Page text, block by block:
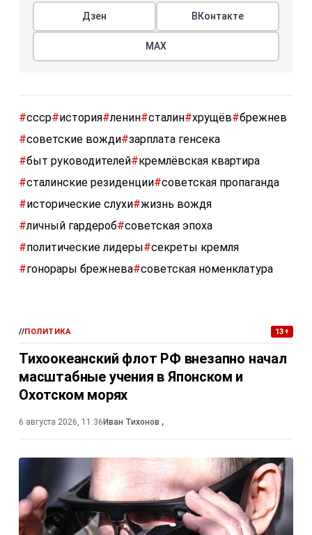
Дзен ВКонтакте
МАХ
#ссср#история#ленин#сталин#хрущёв#брежнев
#советские вожди#зарплата генсека
#быт руководителей#кремлёвская квартира
#сталинские резиденции#советская пропаганда
#исторические слухи#жизнь вождя
#личный гардероб#советская эпоха
#политические лидеры#секреты кремля
#гонорары брежнева#советская номенклатура
//ПОЛИТИКА 13+
Тихоокеанский флот РФ внезапно начал
масштабные учения в Японском и
Охотском морях
6 августа 2026, 11:36 Иван Тихонов ,